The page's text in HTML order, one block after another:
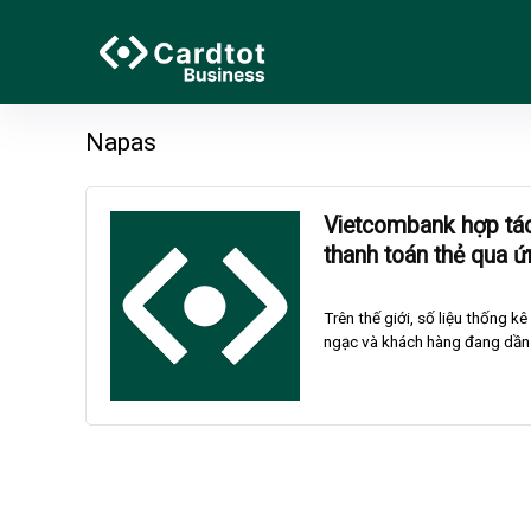
Napas
Vietcombank hợp
thanh toán thẻ qua
Trên thế giới, số liệu thống
ngạc và khách hàng đang